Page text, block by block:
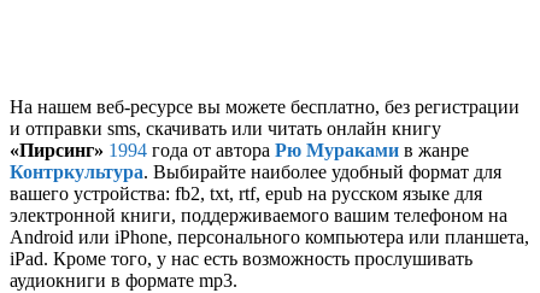
На нашем веб-ресурсе вы можете бесплатно, без регистрации
и отправки sms, скачивать или читать онлайн книгу
«Пирсинг» 1994 года от автора Рю Мураками в жанре
Контркультура. Выбирайте наиболее удобный формат для
вашего устройства: fb2, txt, rtf, epub на русском языке для
электронной книги, поддерживаемого вашим телефоном на
Android или iPhone, персонального компьютера или планшета,
iPad. Кроме того, у нас есть возможность прослушивать
аудиокниги в формате mp3.